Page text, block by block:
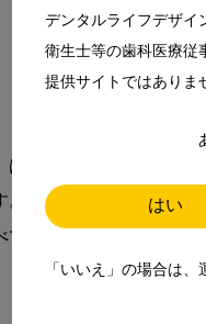
デンタルライフデザイ
衛生士等の歯科医療従
提供サイトではありま
はい
「いいえ」の場合は
師
お